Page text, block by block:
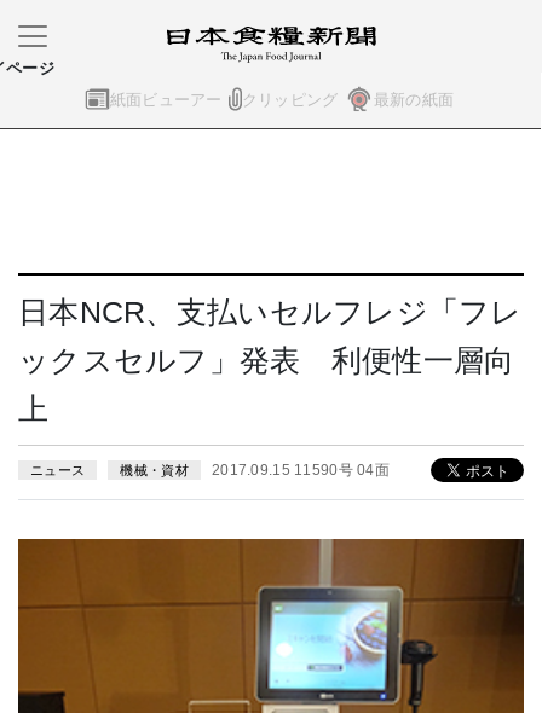
紙面ビューアー クリッピング 最新の紙面
ページ
日本NCR、支払いセルフレジ「フレ
ックスセルフ」発表 利便性一層向
上
ニュース 機械・資材 2017.09.15 11590号 04面